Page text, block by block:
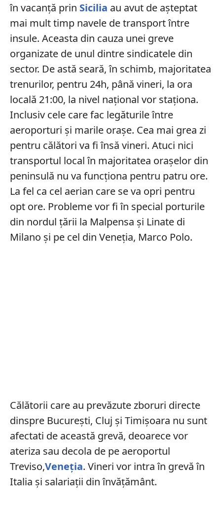
în vacanță prin Sicilia au avut de așteptat
mai mult timp navele de transport între
insule. Aceasta din cauza unei greve
organizate de unul dintre sindicatele din
sector. De astă seară, în schimb, majoritatea
trenurilor, pentru 24h, până vineri, la ora
locală 21:00, la nivel național vor staționa.
Inclusiv cele care fac legăturile între
aeroporturi și marile orașe. Cea mai grea zi
pentru călători va fi însă vineri. Atuci nici
transportul local în majoritatea orașelor din
peninsulă nu va funcționa pentru patru ore.
La fel ca cel aerian care se va opri pentru
opt ore. Probleme vor fi în special porturile
din nordul țării la Malpensa și Linate di
Milano și pe cel din Veneția, Marco Polo.
Călătorii care au prevăzute zboruri directe
dinspre București, Cluj și Timișoara nu sunt
afectati de această grevă, deoarece vor
ateriza sau decola de pe aeroportul
Treviso,Veneția. Vineri vor intra în grevă în
Italia și salariații din învățământ.